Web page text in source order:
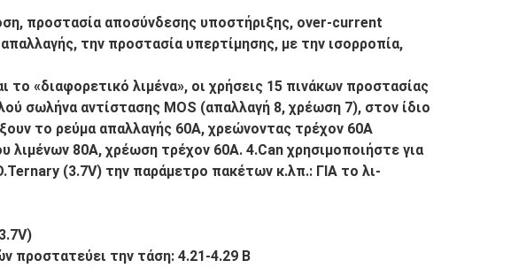
προστασία αποσύνδεσης υποστήριξης, over-current
την προστασία υπερτίμησης, με την ισορροπία,
το «διαφορετικό λιμένα», οι χρήσεις 15 πινάκων προστασίας
σωλήνα αντίστασης MOS (απαλλαγή 8, χρέωση 7), στον ίδιο
το ρεύμα απαλλαγής 60A, χρεώνοντας τρέχον 60A
λιμένων 80A, χρέωση τρέχον 60A. 4.Can χρησιμοποιήστε για
(3.7V) την παράμετρο πακέτων κ.λπ.: ΓΙΑ το λι-
προστατεύει την τάση: 4.21-4.29 Β